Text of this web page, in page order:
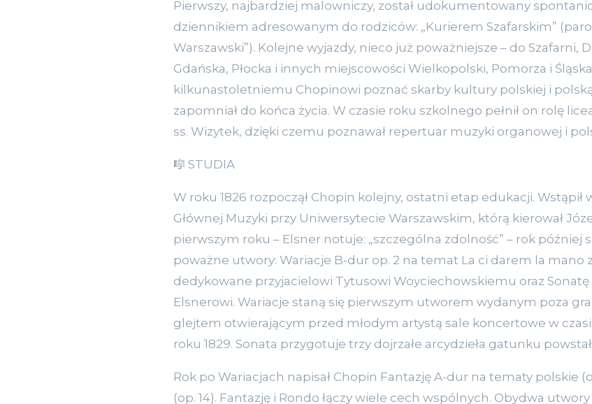
Pierwszy, najbardziej malowniczy, został udokumentowany
dziennikiem adresowanym do rodziców: „Kurierem Szafarskim”
Warszawski”). Kolejne wyjazdy, nieco już poważniejsze – do Szafarni,
Gdańska, Płocka i innych miejscowości Wielkopolski, Pomorza i
kilkunastoletniemu Chopinowi poznać skarby kultury polskiej i
zapomniał do końca życia. W czasie roku szkolnego pełnił on rolę
ss. Wizytek, dzięki czemu poznawał repertuar muzyki organowej i
🎼 STUDIA
W roku 1826 rozpoczął Chopin kolejny, ostatni etap edukacji. Wstąpił
Głównej Muzyki przy Uniwersytecie Warszawskim, którą kierował
pierwszym roku – Elsner notuje: „szczególna zdolność” – rok później
poważne utwory: Wariacje B-dur op. 2 na temat La ci darem la mano
dedykowane przyjacielowi Tytusowi Woyciechowskiemu oraz
Elsnerowi. Wariacje staną się pierwszym utworem wydanym poza
glejtem otwierającym przed młodym artystą sale koncertowe w
roku 1829. Sonata przygotuje trzy dojrzałe arcydzieła gatunku
Rok po Wariacjach napisał Chopin Fantazję A-dur na tematy polskie
(op. 14). Fantazję i Rondo łączy wiele cech wspólnych. Obydwa